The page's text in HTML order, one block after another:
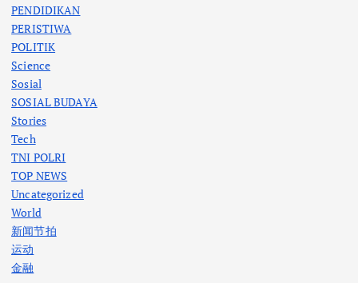
PENDIDIKAN
PERISTIWA
POLITIK
Science
Sosial
SOSIAL BUDAYA
Stories
Tech
TNI POLRI
TOP NEWS
Uncategorized
World
新闻节拍
运动
金融